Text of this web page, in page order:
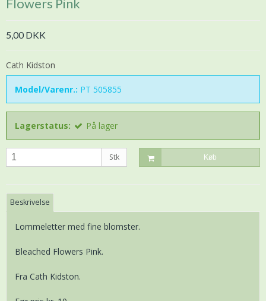
5,00 DKK
Cath Kidston
Model/Varenr.: PT 505855
Lagerstatus: På lager
Stk Køb
Beskrivelse
Lommeletter med fine blomster.
Bleached Flowers Pink.
Fra Cath Kidston.